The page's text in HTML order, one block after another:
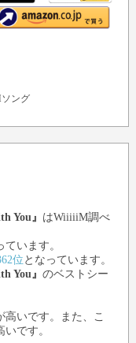
ング
You』 はWiiiiiM調べ
ています。
位となっています。
You』 のベストシー
高いです。また、こ
です。